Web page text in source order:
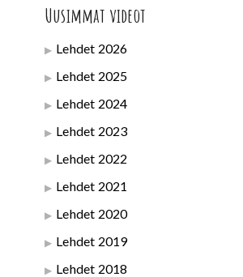
Uusimmat videot
Lehdet 2026
Lehdet 2025
Lehdet 2024
Lehdet 2023
Lehdet 2022
Lehdet 2021
Lehdet 2020
Lehdet 2019
Lehdet 2018